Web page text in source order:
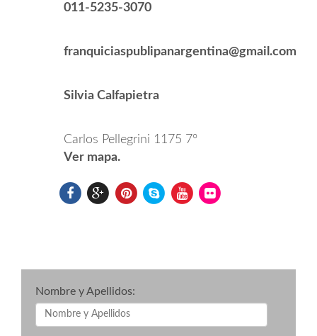
011-5235-3070
franquiciaspublipanargentina@gmail.com
Silvia Calfapietra
Carlos Pellegrini 1175 7º
Ver mapa.
Nombre y Apellidos: